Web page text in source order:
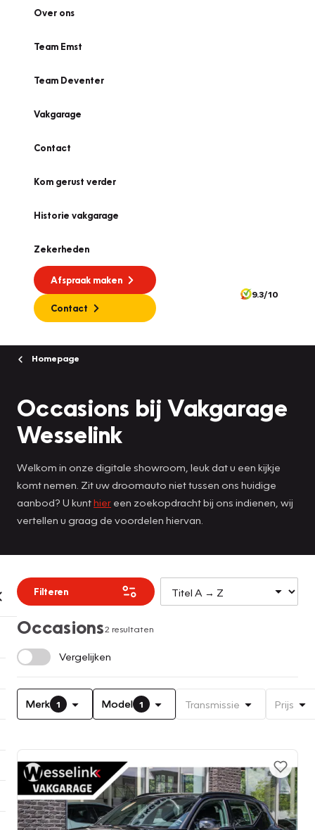
Over ons
Team Emst
Team Deventer
Vakgarage
Contact
Kom gerust verder
Historie vakgarage
Zekerheden
Afspraak maken
Contact
9.3/10
Homepage
Occasions bij Vakgarage
Wesselink
Welkom in onze digitale showroom, leuk dat u een kijkje
komt nemen. Zit uw droomauto niet tussen ons huidige
aanbod? U kunthier een zoekopdracht bij ons indienen, wij
vertellen u graag de voordelen hiervan.
Filteren
Occasions2 resultaten
Vergelijken
Merk 1 Model 1 Transmissie Prijs